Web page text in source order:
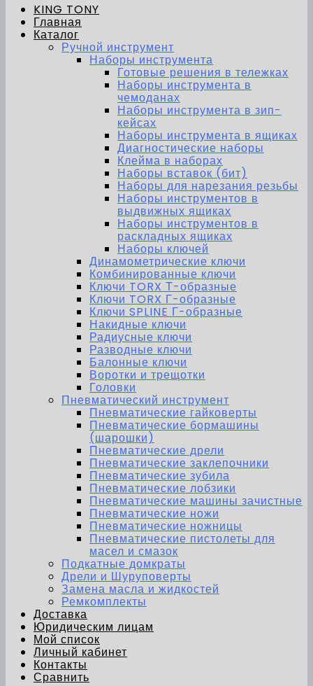
KING TONY
Главная
Каталог
Ручной инструмент
Наборы инструмента
Готовые решения в тележках
Наборы инструмента в
чемоданах
Наборы инструмента в зип-
кейсах
Наборы инструмента в ящиках
Диагностические наборы
Клейма в наборах
Наборы вставок (бит)
Наборы для нарезания резьбы
Наборы инструментов в
выдвижных ящиках
Наборы инструментов в
раскладных ящиках
Наборы ключей
Динамометрические ключи
Комбинированные ключи
Ключи TORX Т-образные
Ключи TORX Г-образные
Ключи SPLINE Г-образные
Накидные ключи
Радиусные ключи
Разводные ключи
Балонные ключи
Воротки и трещотки
Головки
Пневматический инструмент
Пневматические гайковерты
Пневматические бормашины
(шарошки)
Пневматические дрели
Пневматические заклепочники
Пневматические зубила
Пневматические лобзики
Пневматические машины зачистные
Пневматические ножи
Пневматические ножницы
Пневматические пистолеты для
масел и смазок
Подкатные домкраты
Дрели и Шуруповерты
Замена масла и жидкостей
Ремкомплекты
Доставка
Юридическим лицам
Мой список
Личный кабинет
Контакты
Сравнить